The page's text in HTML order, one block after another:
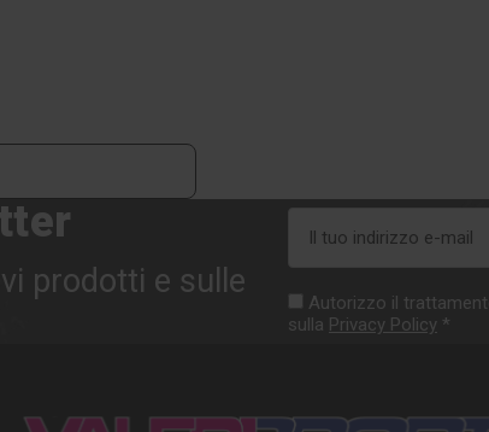
prodotti e sulle
mail
Autorizzo il
sulla Privacy Policy *